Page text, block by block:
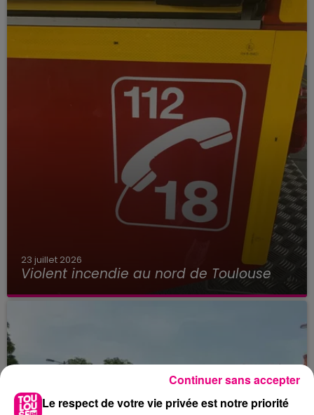
23 juillet 2026
Violent incendie au nord de Toulouse
Le respect de votre vie privée est notre priorité
Continuer sans accepter